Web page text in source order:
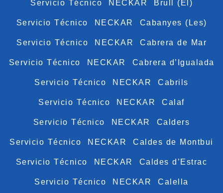
Servicio Técnico NECKAR Brull (El)
Servicio Técnico NECKAR Cabanyes (Les)
Servicio Técnico NECKAR Cabrera de Mar
Servicio Técnico NECKAR Cabrera d’Igualada
Servicio Técnico NECKAR Cabrils
Servicio Técnico NECKAR Calaf
Servicio Técnico NECKAR Calders
Servicio Técnico NECKAR Caldes de Montbui
Servicio Técnico NECKAR Caldes d’Estrac
Servicio Técnico NECKAR Calella